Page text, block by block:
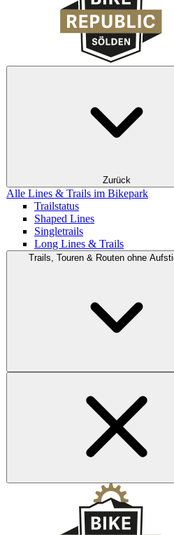
Zurück
Alle Lines & Trails im Bikepark
Trailstatus
Shaped Lines
Singletrails
Long Lines & Trails
Trails, Touren & Routen ohne